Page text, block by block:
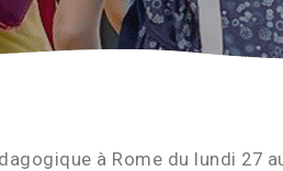
à Rome du lundi 27